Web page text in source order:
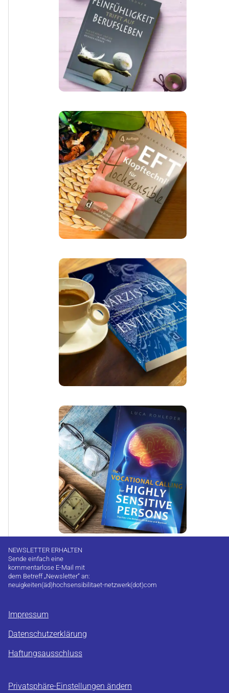
NEWSLETTER ERHALTEN
Sende einfach eine
kommentarlose E-Mail mit
dem Betreff „Newsletter“ an:
neuigkeiten(äd)hochsensibilitaet-netzwerk(dot)com
Impressum
Datenschutzerklärung
Haftungsausschluss
Privatsphäre-Einstellungen ändern